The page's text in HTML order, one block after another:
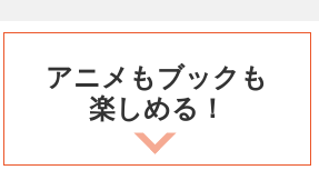
アニメもブックも
楽しめる！